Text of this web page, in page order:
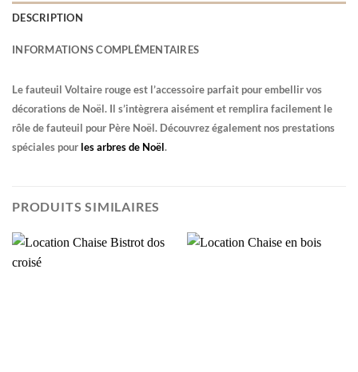
DESCRIPTION
INFORMATIONS COMPLÉMENTAIRES
Le fauteuil Voltaire rouge est l’accessoire parfait pour embellir vos
décorations de Noël. Il s’intègrera aisément et remplira facilement le
rôle de fauteuil pour Père Noël. Découvrez également nos prestations
spéciales pour les arbres de Noël.
PRODUITS SIMILAIRES